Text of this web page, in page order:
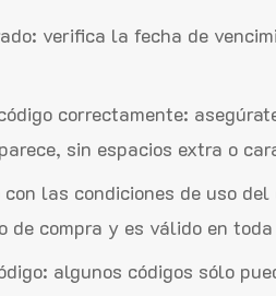
verifica la fecha de
correctamente:
sin espacios extra o
las condiciones de uso
de compra y es válido en
algunos códigos sólo